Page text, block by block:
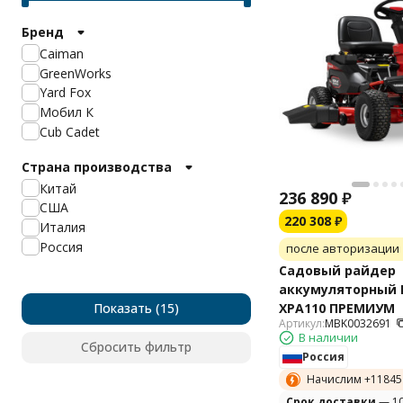
236 890 ₽
220 308 ₽
после авторизации
Садовый райдер
XPA110 ПРЕМИУМ
Артикул:MBK0032691
В наличии
Россия
Начислим +11845
Бренд
Caiman
GreenWorks
Yard Fox
Мобил К
Cub Cadet
Страна производства
Китай
США
Италия
Россия
Показать
Сбросить фильтр